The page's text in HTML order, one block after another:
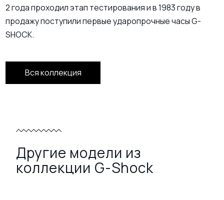
2 года проходил этап тестирования и в 1983 году в
продажу поступили первые ударопрочные часы G-
SHOCK.
Вся коллекция
Другие модели из
коллекции G-Shock